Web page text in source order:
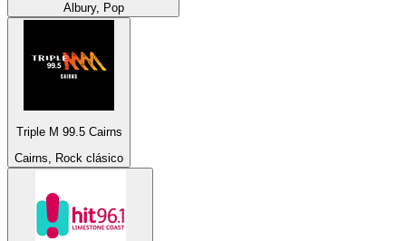
Albury, Pop
Triple M 99.5 Cairns
Cairns, Rock clásico